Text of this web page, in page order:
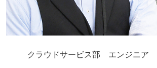
クラウドサービス部 エンジニア